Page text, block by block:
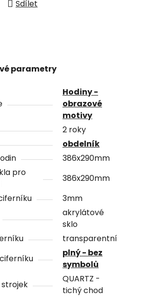
Sdílet
parametry
Hodiny -
obrazové
motivy
2 roky
obdelník
386x290mm
pro
386x290mm
3mm
akrylátové
sklo
transparentní
plný - bez
symbolů
QUARTZ -
tichý chod